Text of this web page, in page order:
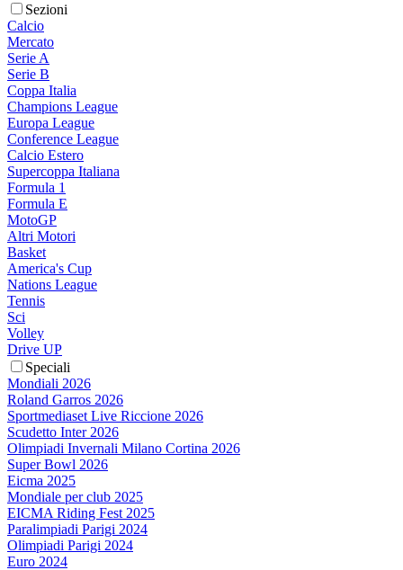
Sezioni
Calcio
Mercato
Serie A
Serie B
Coppa Italia
Champions League
Europa League
Conference League
Calcio Estero
Supercoppa Italiana
Formula 1
Formula E
MotoGP
Altri Motori
Basket
America's Cup
Nations League
Tennis
Sci
Volley
Drive UP
Speciali
Mondiali 2026
Roland Garros 2026
Sportmediaset Live Riccione 2026
Scudetto Inter 2026
Olimpiadi Invernali Milano Cortina 2026
Super Bowl 2026
Eicma 2025
Mondiale per club 2025
EICMA Riding Fest 2025
Paralimpiadi Parigi 2024
Olimpiadi Parigi 2024
Euro 2024